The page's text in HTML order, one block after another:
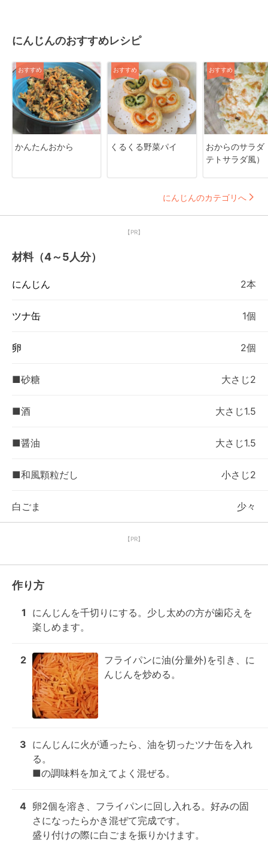
にんじんのおすすめレシピ
おすすめ
かんたんおから
おすすめ
くるくる野菜パイ
おすすめ
おからのサラダ
テトサラダ風）
にんじんのカテゴリへ
【PR】
材料（4～5人分）
にんじん 2本
ツナ缶 1個
卵 2個
■砂糖 大さじ2
■酒 大さじ1.5
■醤油 大さじ1.5
■和風顆粒だし 小さじ2
白ごま 少々
【PR】
作り方
1
にんじんを千切りにする。少し太めの方が歯応えを
楽しめます。
2
フライパンに油(分量外)を引き、に
んじんを炒める。
3 にんじんに火が通ったら、油を切ったツナ缶を入れ
る。
■の調味料を加えてよく混ぜる。
4 卵2個を溶き、フライパンに回し入れる。好みの固
さになったらかき混ぜて完成です。
盛り付けの際に白ごまを振りかけます。